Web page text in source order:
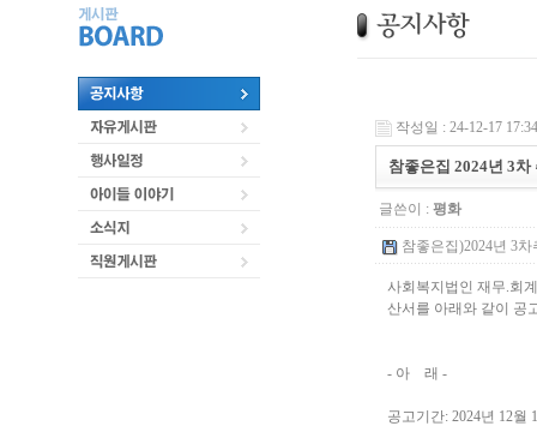
작성일 : 24-12-17 17:34
참좋은집 2024년 3
글쓴이 : 평화
참좋은집)2024년 3
사회복지법인 재무.회
산서를 아래와 같이 공
- 아 래 -
공고기간: 2024년 12월